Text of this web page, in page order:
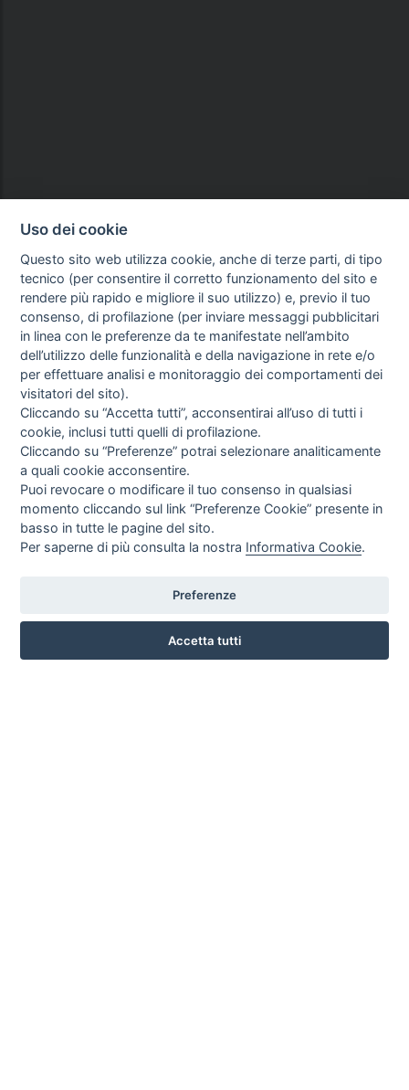
CORSO ITALIA 97 - 87032 CAMPORA SAN GIOVANNI (CS)
3476518234
Uso dei cookie
Questo sito web utilizza cookie, anche di terze parti, di tipo
tecnico (per consentire il corretto funzionamento del sito e
rendere più rapido e migliore il suo utilizzo) e, previo il tuo
consenso, di profilazione (per inviare messaggi pubblicitari
in linea con le preferenze da te manifestate nell’ambito
dell’utilizzo delle funzionalità e della navigazione in rete e/o
per effettuare analisi e monitoraggio dei comportamenti dei
visitatori del sito).
Cliccando su “Accetta tutti”, acconsentirai all’uso di tutti i
cookie, inclusi tutti quelli di profilazione.
Cliccando su “Preferenze” potrai selezionare analiticamente
a quali cookie acconsentire.
Puoi revocare o modificare il tuo consenso in qualsiasi
momento cliccando sul link “Preferenze Cookie” presente in
basso in tutte le pagine del sito.
Per saperne di più consulta la nostra Informativa Cookie.
Preferenze
Accetta tutti